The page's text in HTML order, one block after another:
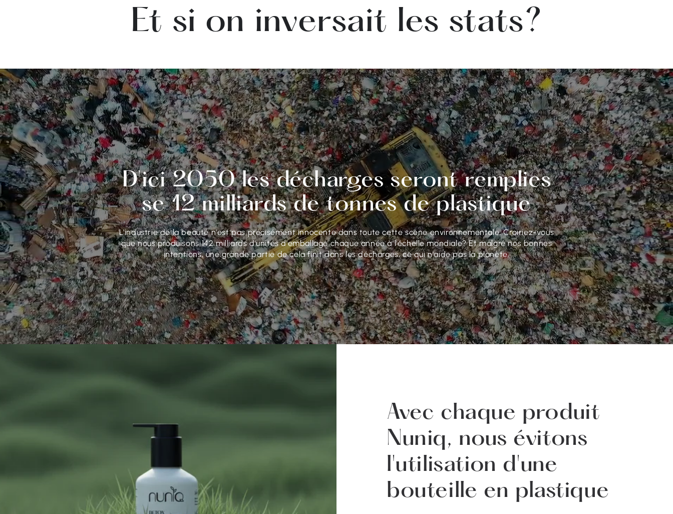
Et si on inversait les stats?
D'ici 2050 les décharges seront remplies
se 12 milliards de tonnes de plastique
L'industrie de la beauté n'est pas précisément innocente dans toute cette scène environnementale. Croiriez-vous
que nous produisons 142 milliards d'unités d'emballage chaque année à l'échelle mondiale? Et malgré nos bonnes
intentions, une grande partie de cela finit dans les décharges, ce qui n'aide pas la planète.
Avec chaque produit
Nuniq, nous évitons
l'utilisation d'une
bouteille en plastique